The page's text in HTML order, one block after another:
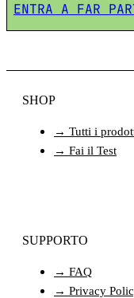
ENTRA A FAR
SHOP
→ Tutti i
→ Fai il Test
SUPPORTO
→ FAQ
→ Privacy